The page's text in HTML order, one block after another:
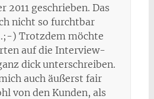
2011 geschrieben. Das
nicht so furchtbar
) Trotzdem möchte
auf die Interview-
dick unterschreiben.
auch äußerst fair
von den Kunden, als